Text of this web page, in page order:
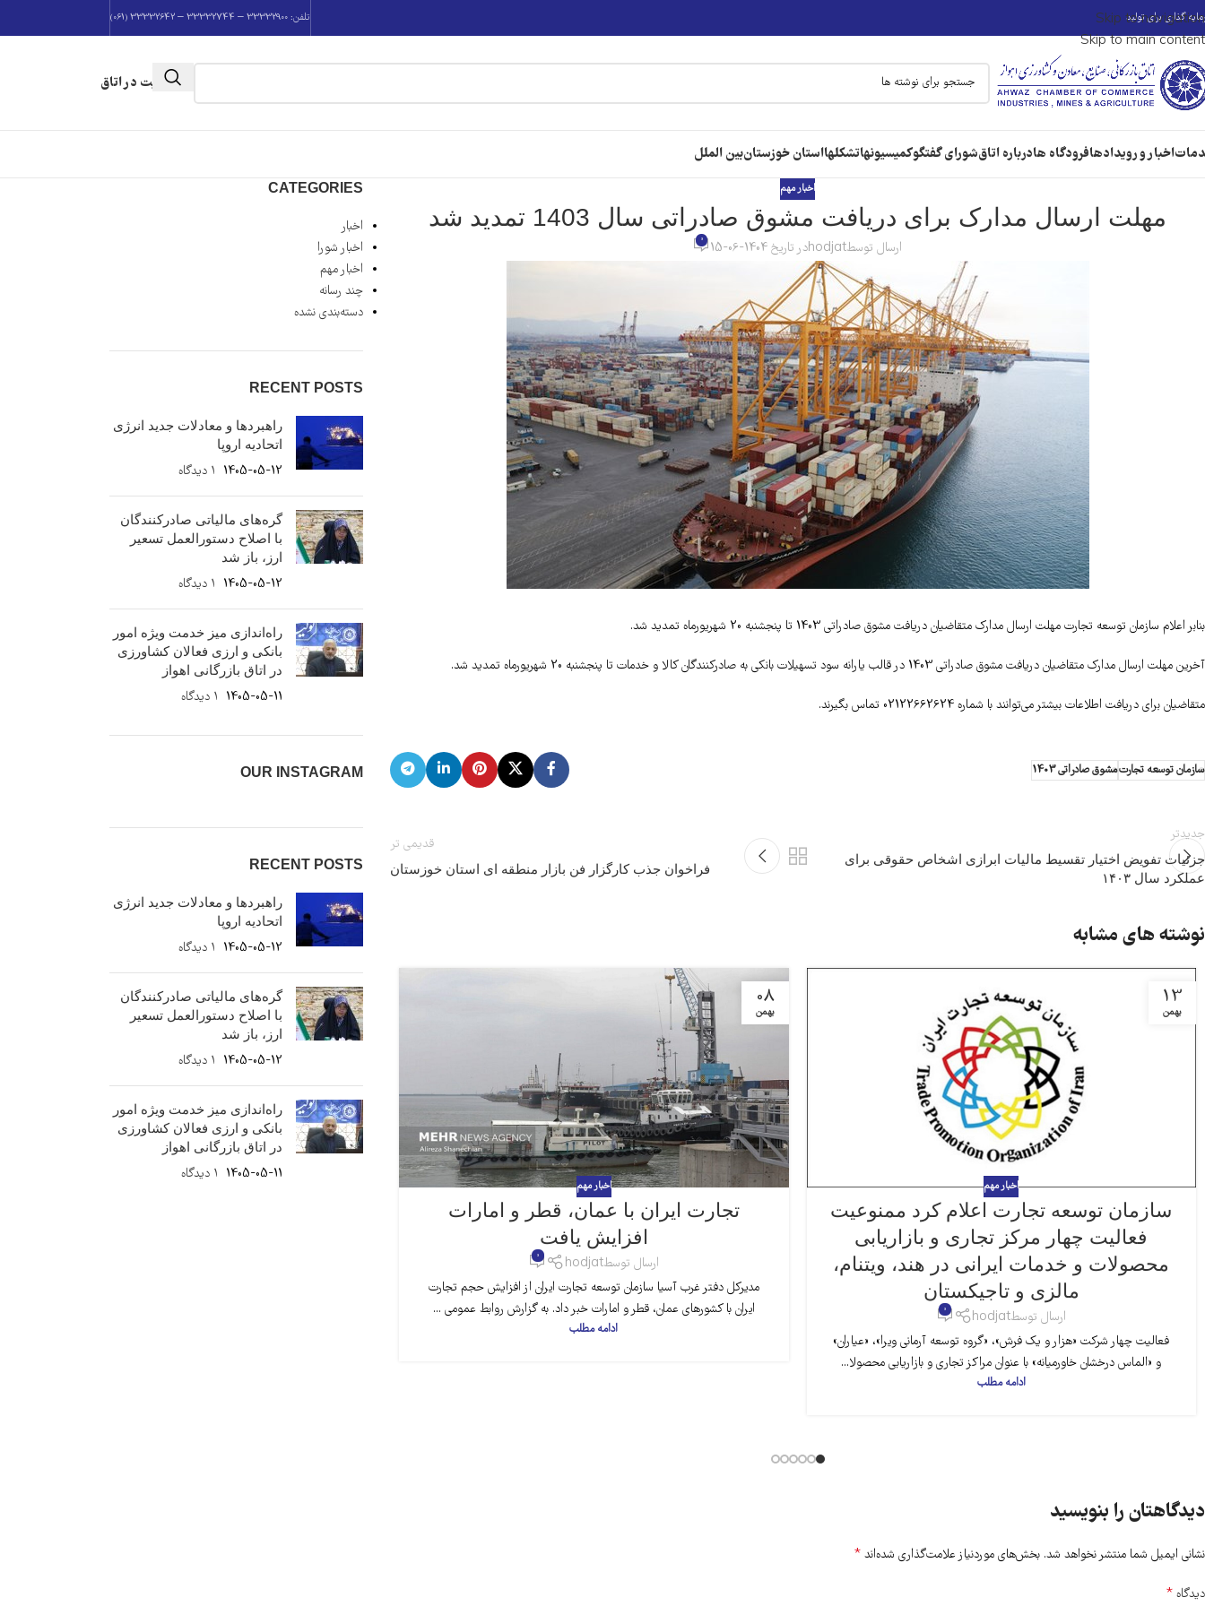
Skip to navigation
Skip to main content
گذاری برای تولید تلفن: 33332900 – 33332744 – 33332642 (061)
عضویت در اتاق
اخبار و رویدادهافرودگاه هادرباره اتاقشورای گفتگوکمیسیونهاتشکلهااستان خوزستانبین الملل
اخبار مهم
مهلت ارسال مدارک برای دریافت مشوق صادراتی سال 1403 تمدید شد
ارسال توسطhodjatدر تاریخ 1404-06-15 0
بنابر اعلام سازمان توسعه تجارت مهلت ارسال مدارک متقاضیان دریافت مشوق صادراتی 1403 تا پنجشنبه 20 شهریورماه تمدید شد.
آخرین مهلت ارسال مدارک متقاضیان دریافت مشوق صادراتی 1403 در قالب یارانه سود تسهیلات بانکی به صادرکنندگان کالا و خدمات تا پنجشنبه 20 شهریورماه تمدید شد.
متقاضیان برای دریافت اطلاعات بیشتر می‌توانند با شماره 02122662624 تماس بگیرند.
سازمان توسعه تجارتمشوق صادراتی 1403
جدیدتر
جزئیات تفویض اختیار تقسیط مالیات ابرازی اشخاص حقوقی برای
عملکرد سال ۱۴۰۳
قدیمی تر
فراخوان جذب کارگزار فن بازار منطقه ای استان خوزستان
نوشته های مشابه
13
بهمن
اخبار مهم
سازمان توسعه تجارت اعلام کرد ممنوعیت
فعالیت چهار مرکز تجاری و بازاریابی
محصولات و خدمات ایرانی در هند، ویتنام،
مالزی و تاجیکستان
ارسال توسطhodjat
0
فعالیت چهار شرکت «هزار و یک فرش»، «گروه توسعه آرمانی ویرا»، «عیاران»
و «الماس درخشان خاورمیانه» با عنوان مراکز تجاری و بازاریابی محصولا...
ادامه مطلب
08
بهمن
اخبار مهم
تجارت ایران با عمان، قطر و امارات
افزایش یافت
ارسال توسطhodjat
0
مدیرکل دفتر غرب آسیا سازمان توسعه تجارت ایران از افزایش حجم تجارت
ایران با کشورهای عمان، قطر و امارات خبر داد. به گزارش روابط عمومی ...
ادامه مطلب
07
بهمن
دیدگاهتان را بنویسید
نشانی ایمیل شما منتشر نخواهد شد. بخش‌های موردنیاز علامت‌گذاری شده‌اند *
دیدگاه *
CATEGORIES
اخبار
اخبار شورا
اخبار مهم
چند رسانه
دسته‌بندی نشده
RECENT POSTS
راهبردها و معادلات جدید انرژی
اتحادیه اروپا
1405-05-12 ۱ دیدگاه
گره‌های مالیاتی صادرکنندگان
با اصلاح دستورالعمل تسعیر
ارز، باز شد
1405-05-12 ۱ دیدگاه
راه‌اندازی میز خدمت ویژه امور
بانکی و ارزی فعالان کشاورزی
در اتاق بازرگانی اهواز
1405-05-11 ۱ دیدگاه
OUR INSTAGRAM
RECENT POSTS
راهبردها و معادلات جدید انرژی
اتحادیه اروپا
1405-05-12 ۱ دیدگاه
گره‌های مالیاتی صادرکنندگان
با اصلاح دستورالعمل تسعیر
ارز، باز شد
1405-05-12 ۱ دیدگاه
راه‌اندازی میز خدمت ویژه امور
بانکی و ارزی فعالان کشاورزی
در اتاق بازرگانی اهواز
1405-05-11 ۱ دیدگاه